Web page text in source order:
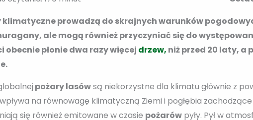
klimatyczne prowadzą do skrajnych warunków
ale mogą również przyczyniać się do
obecnie płonie dwa razy więcej drzew, niż przed 20 laty, a
pożary lasówsą niekorzystne dla klimatu głównie z
na równowagę klimatyczną Ziemi i pogłębia
się również emitowane w czasie pożarów pyły. Pył w